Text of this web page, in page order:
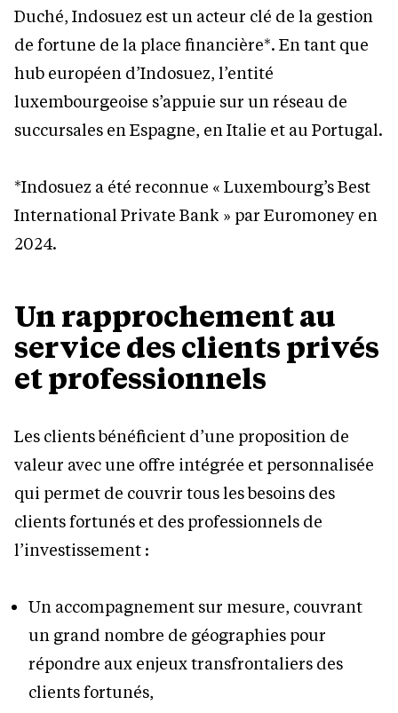
Duché, Indosuez est un acteur clé de la gestion
de fortune de la place financière*. En tant que
hub européen d’Indosuez, l’entité
luxembourgeoise s’appuie sur un réseau de
succursales en Espagne, en Italie et au Portugal.
*Indosuez a été reconnue « Luxembourg’s Best
International Private Bank » par Euromoney en
2024.
Un rapprochement au
service des clients privés
et professionnels
Les clients bénéficient d’une proposition de
valeur avec une offre intégrée et personnalisée
qui permet de couvrir tous les besoins des
clients fortunés et des professionnels de
l’investissement :
Un accompagnement sur mesure, couvrant
un grand nombre de géographies pour
répondre aux enjeux transfrontaliers des
clients fortunés,